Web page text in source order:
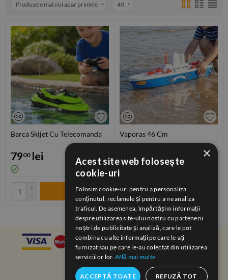
Produsele mai noi apar primele 40
Barca Skijet Cu Telecomanda
7900 lei
+
−
Vaporas 46 Cm
lei
+
−
×
Acest site web folosește
cookie-uri
Folosim cookie-uri pentru a personaliza
conținutul, reclamele și pentru a ne analiza
traficul. De asemenea, împărtășim informații
despre utilizarea site-ului nostru cu partenerii
noștri de publicitate și analiză, care le pot
combina cu alte informații pe care le-ați
furnizat sau pe care le-au colectat din utilizarea
serviciilor lor.Află mai multe
ACCEPTĂ TOATE REFUZĂ TOT